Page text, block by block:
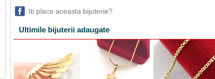
Iti place aceasta bijuterie?
Ultimile bijuterii adaugate